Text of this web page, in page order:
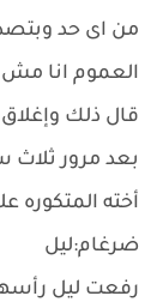
من اى حد
العموم انا
قال ذلك
بعد مرور ثلاث
أخته المتكوره
ضرغام:ليل
رفعت ليل